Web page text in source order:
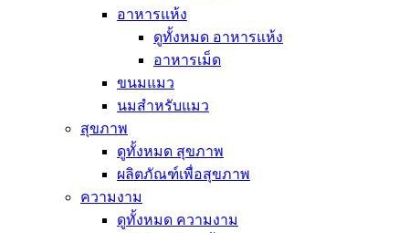
อาหารแห้ง
ดูทั้งหมด อาหารแห้ง
อาหารเม็ด
ขนมแมว
นมสำหรับแมว
สุขภาพ
ดูทั้งหมด สุขภาพ
ผลิตภัณฑ์เพื่อสุขภาพ
ความงาม
ดูทั้งหมด ความงาม